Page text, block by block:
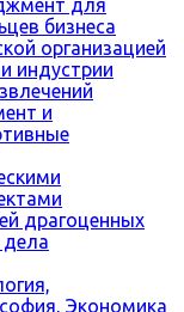
для
бизнеса
организацией
индустрии
и
драгоценных
дела
Экономика